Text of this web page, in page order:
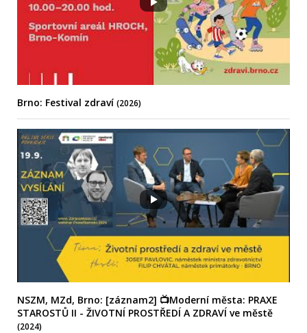
Brno: Festival zdraví (2026)
NSZM, MZd, Brno: [záznam2] 📺Moderní města: PRAXE
STAROSTŮ II - ŽIVOTNÍ PROSTŘEDÍ A ZDRAVÍ ve městě
(2024)